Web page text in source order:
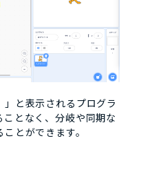
と表示されるプログラ
となく、分岐や同期な
とができます。